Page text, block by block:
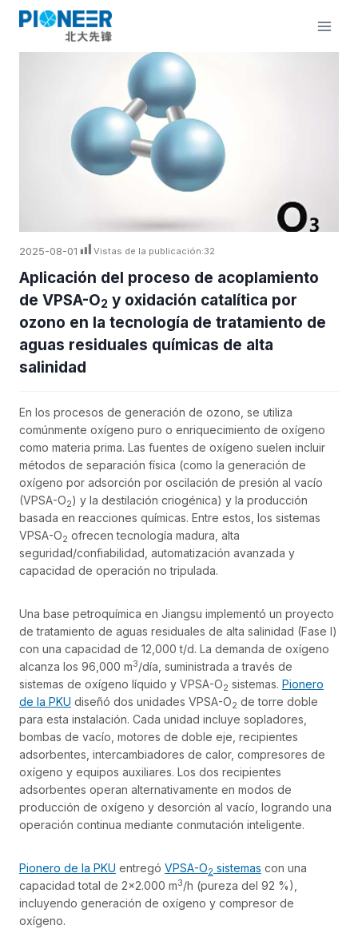
Saltar
2025-08-01 Vistas de la publicación:32
Aplicación del proceso de acoplamiento
de VPSA-O2 y oxidación catalítica por
ozono en la tecnología de tratamiento de
aguas residuales químicas de alta
salinidad
En los procesos de generación de ozono, se utiliza
comúnmente oxígeno puro o enriquecimiento de oxígeno
como materia prima. Las fuentes de oxígeno suelen incluir
métodos de separación física (como la generación de
oxígeno por adsorción por oscilación de presión al vacío
(VPSA-O2) y la destilación criogénica) y la producción
basada en reacciones químicas. Entre estos, los sistemas
VPSA-O2 ofrecen tecnología madura, alta
seguridad/confiabilidad, automatización avanzada y
capacidad de operación no tripulada.
Una base petroquímica en Jiangsu implementó un proyecto
de tratamiento de aguas residuales de alta salinidad (Fase I)
con una capacidad de 12,000 t/d. La demanda de oxígeno
alcanza los 96,000 m3/día, suministrada a través de
sistemas de oxígeno líquido y VPSA-O2 sistemas. Pionero
de la PKU diseñó dos unidades VPSA-O2 de torre doble
para esta instalación. Cada unidad incluye sopladores,
bombas de vacío, motores de doble eje, recipientes
adsorbentes, intercambiadores de calor, compresores de
oxígeno y equipos auxiliares. Los dos recipientes
adsorbentes operan alternativamente en modos de
producción de oxígeno y desorción al vacío, logrando una
operación continua mediante conmutación inteligente.
Pionero de la PKU entregó VPSA-O2 sistemas con una
capacidad total de 2×2.000 m3/h (pureza del 92 %),
incluyendo generación de oxígeno y compresor de
oxígeno.